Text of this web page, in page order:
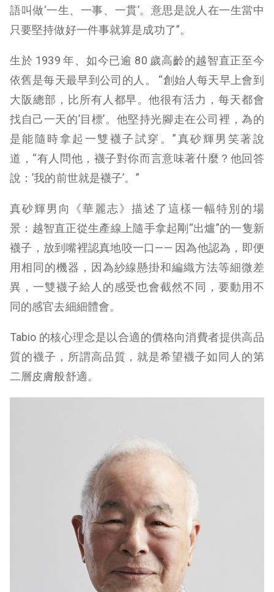
語叫做‘一生、一事、一貫’。意思是說人在一生當中
只要堅持做好一件事就算是成功了”。
生於 1939 年、如今已逾 80 歲高齡的越智直正至今
依舊是每天最早到公司的人。 “創始人每天早上會到
大阪總部，比所有人都早。他很有活力，每天都會
找自己一天的’目標’。他堅持光腳走在公司裡，為的
是能隨時拿起一雙襪子試穿。”真砂輝男笑著說
道，“有人問他，襪子對你而言意味著什麼？他回答
說：’我的前世就是襪子’。”
真砂輝男向《華麗志》描述了這樣一幅特別的場
景：越智直正從生產線上隨手拿起剛“出爐”的一隻新
襪子，放到嘴裡認真地咬一口—— 因為他認為，即便
用相同的機器，因為紗線懸掛和編織方法等細微差
異，一雙襪子給人的感受也會截然不同，要動用不
同的感官去細細體會。
Tabio 的核心理念是以合適的價格向消費者提供高品
質的襪子，所謂高品質，就是希望襪子如同人的第
二層皮膚般舒適。